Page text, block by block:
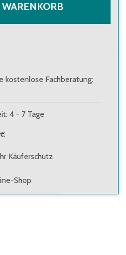
kostenlose Fachberatung:
4 - 7 Tage
Käuferschutz
Shop